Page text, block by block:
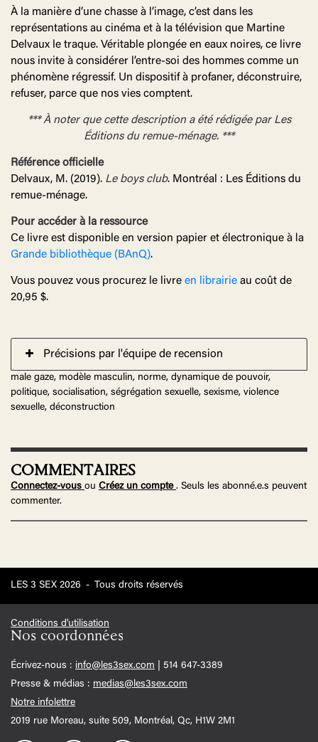
À la manière d’une chasse à l’image, c’est dans les
représentations au cinéma et à la télévision que Martine
Delvaux le traque. Véritable plongée en eaux noires, ce livre
nous invite à considérer l’entre-soi des hommes comme un
phénomène régressif. Un dispositif à profaner, déconstruire,
refuser, parce que nos vies comptent.
*** À noter que cette description a été rédigée par Les
Éditions du remue-ménage. ***
Référence officielle
Delvaux, M. (2019). Le boys club. Montréal : Les Éditions du
remue-ménage.
Pour accéder à la ressource
Ce livre est disponible en version papier et électronique à la
Grande bibliothèque (BAnQ).
Vous pouvez vous procurez le livre en librairie au coût de
20,95 $.
Précisions par l'équipe de recension
male gaze, modèle masculin, norme, dynamique de pouvoir,
politique, socialisation, ségrégation sexuelle, sexisme, violence
sexuelle, déconstruction
COMMENTAIRES
Connectez-vous ou Créez un compte . Seuls les abonné.e.s peuvent
commenter.
LES 3 SEX 2026 - Tous droits réservés
Conditions d'utilisation
Nos coordonnées
Écrivez-nous : info@les3sex.com | 514 647-3389
Presse & médias : medias@les3sex.com
Notre infolettre
2019 rue Moreau, suite 509, Montréal, Qc, H1W 2M1